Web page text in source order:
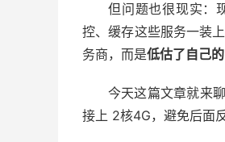
但问题也很现实：
控、缓存这些服务一装
务商，而是低估了自己
今天这篇文章就来聊
接上 2核4G，避免后面